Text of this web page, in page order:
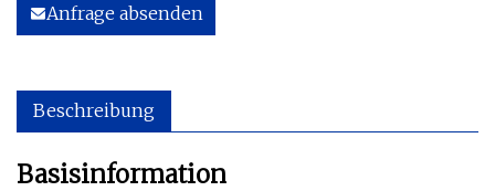
Anfrage absenden
Beschreibung
Basisinformation